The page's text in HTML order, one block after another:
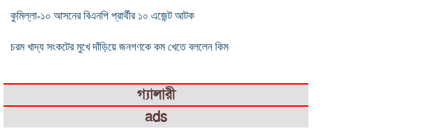
কুমিল্লা-১০ আসনের বিএনপি প্রার্থীর ১০ এজেন্ট আটক
চরম খাদ্য সংকটের মুখে দাঁড়িয়ে জনগণকে কম খেতে বললেন কিম
গ্যালারী
ads